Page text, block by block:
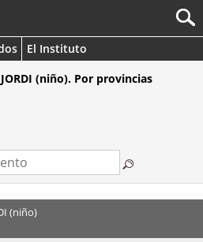
El Instituto
(niño). Por provincias
(niño)